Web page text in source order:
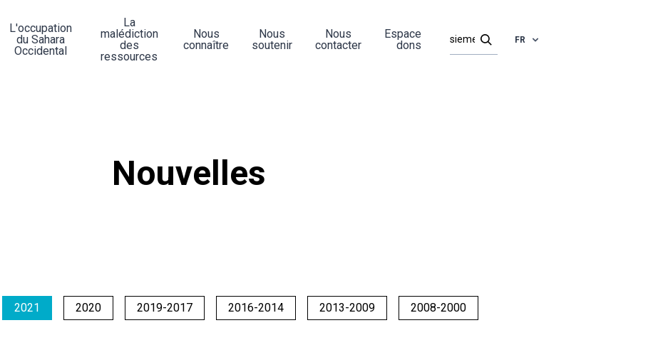
L'occupation
du Sahara
Occidental
La
malédiction
des
ressources
Nous
connaître
Nous
soutenir
Nous
contacter
Espace
dons
FR
Nouvelles
2021 2020 2019-2017 2016-2014 2013-2009 2008-2000